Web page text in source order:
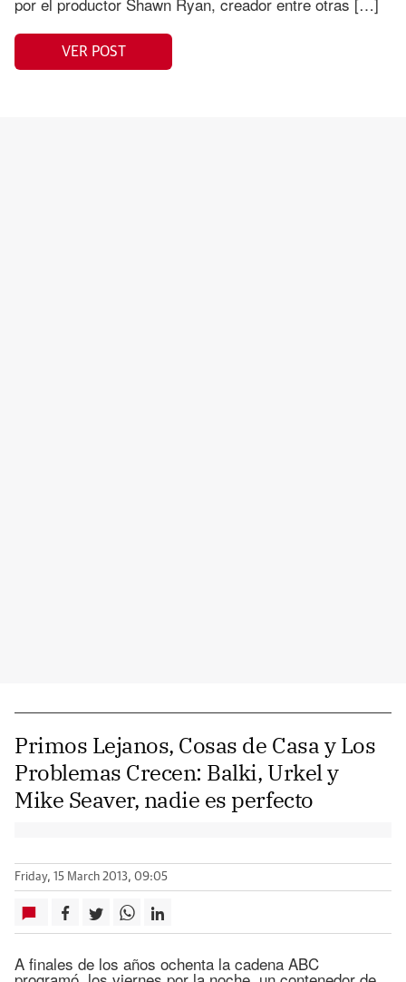
VER POST
Primos Lejanos, Cosas de Casa y Los
Problemas Crecen: Balki, Urkel y
Mike Seaver, nadie es perfecto
Friday, 15 March 2013, 09:05
A finales de los años ochenta la cadena ABC